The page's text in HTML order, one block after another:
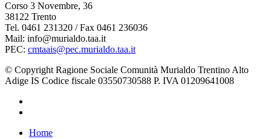
Corso 3 Novembre, 36
38122 Trento
Tel. 0461 231320 / Fax 0461 236036
Mail: info@murialdo.taa.it
PEC: cmtaais@pec.murialdo.taa.it
© Copyright Ragione Sociale Comunità Murialdo Trentino Alto
Adige IS Codice fiscale 03550730588 P. IVA 01209641008
Close
Home